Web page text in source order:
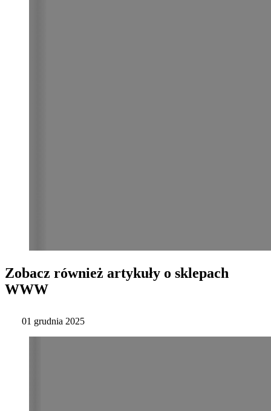
Zobacz również artykuły o sklepach
WWW
01 grudnia 2025